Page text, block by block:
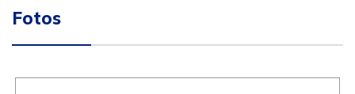
Fotos